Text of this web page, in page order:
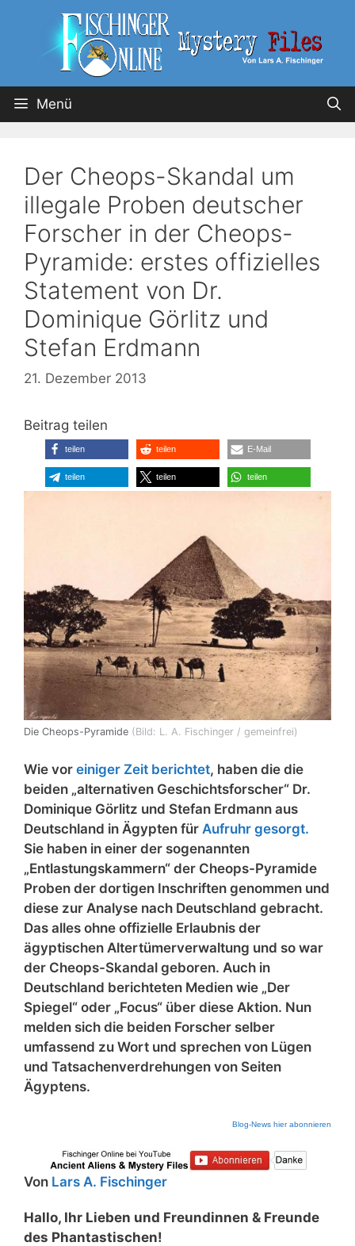
Menü
Der Cheops-Skandal um
illegale Proben deutscher
Forscher in der Cheops-
Pyramide: erstes offizielles
Statement von Dr.
Dominique Görlitz und
Stefan Erdmann
21. Dezember 2013
Beitrag teilen
teilen teilen E-Mail
teilen teilen teilen
Die Cheops-Pyramide (Bild: L. A. Fischinger / gemeinfrei)
Wie vor einiger Zeit berichtet, haben die die
beiden „alternativen Geschichtsforscher“ Dr.
Dominique Görlitz und Stefan Erdmann aus
Deutschland in Ägypten für Aufruhr gesorgt.
Sie haben in einer der sogenannten
„Entlastungskammern“ der Cheops-Pyramide
Proben der dortigen Inschriften genommen und
diese zur Analyse nach Deutschland gebracht.
Das alles ohne offizielle Erlaubnis der
ägyptischen Altertümerverwaltung und so war
der Cheops-Skandal geboren. Auch in
Deutschland berichteten Medien wie „Der
Spiegel“ oder „Focus“ über diese Aktion. Nun
melden sich die beiden Forscher selber
umfassend zu Wort und sprechen von Lügen
und Tatsachenverdrehungen von Seiten
Ägyptens.
Blog-News hier abonnieren
Von Lars A. Fischinger
Hallo, Ihr Lieben und Freundinnen & Freunde
des Phantastischen!